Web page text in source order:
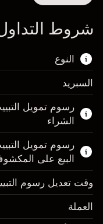
شروط
النوع
هذا السوق المالي
الفروقات.
اعرف المزيد عن:
عقود الفروقات
السبريد
رسوم تمويل
الشراء
رسوم تمويل
البيع على
وقت تعديل رسوم
العملة